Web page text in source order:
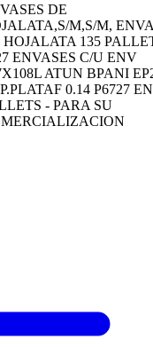
DE
M,S/M,
HOJALATA 135
ENVASES C/U ENV
ATUN BPANI
0.14 P6727 EN
- PARA SU